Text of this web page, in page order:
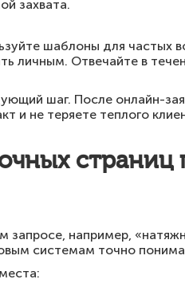
захвата.
шаблоны для частых
личным. Отвечайте в
шаг. После онлайн-
и не теряете теплого
страниц
например,
системам точно